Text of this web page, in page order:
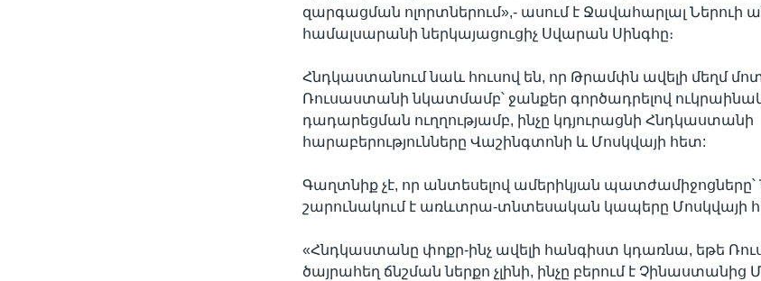
զարգացման ոլորտներում»,- ասում է Ջավահարլալ Ներուի
համալսարանի ներկայացուցիչ Սվարան Սինգհը։
Հնդկաստանում նաև հուսով են, որ Թրամփն ավելի մեղմ
Ռուսաստանի նկատմամբ՝ ջանքեր գործադրելով
դադարեցման ուղղությամբ, ինչը կդյուրացնի Հնդկաստանի
հարաբերությունները Վաշինգտոնի և Մոսկվայի հետ:
Գաղտնիք չէ, որ անտեսելով ամերիկյան պատժամիջոցները՝
շարունակում է առևտրա-տնտեսական կապերը Մոսկվայի
«Հնդկաստանը փոքր-ինչ ավելի հանգիստ կդառնա, եթե
ծայրահեղ ճնշման ներքո չլինի, ինչը բերում է Չինաստանից